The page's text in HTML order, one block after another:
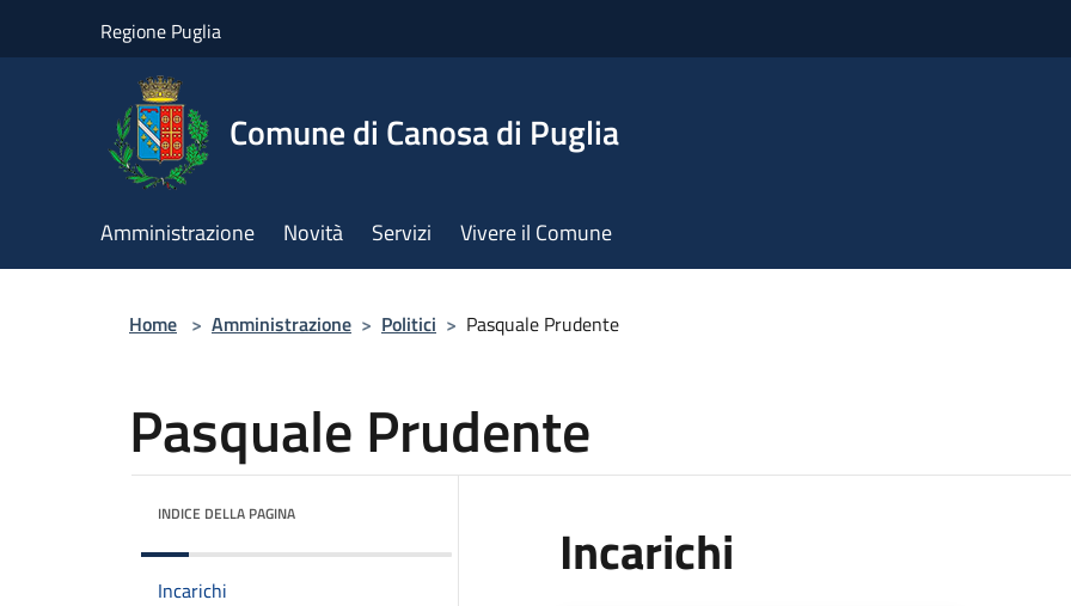
Regione Puglia
Comune di Canosa di Puglia
Amministrazione Novità Servizi Vivere il Comune
Home > Amministrazione > Politici > Pasquale Prudente
Pasquale Prudente
INDICE DELLA PAGINA
Incarichi
Incarichi